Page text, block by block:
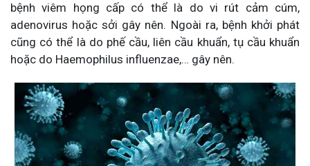
bệnh viêm họng cấp có thể là do vi rút cảm cúm,
adenovirus hoặc sởi gây nên. Ngoài ra, bệnh khởi phát
cũng có thể là do phế cầu, liên cầu khuẩn, tụ cầu khuẩn
hoặc do Haemophilus influenzae,… gây nên.